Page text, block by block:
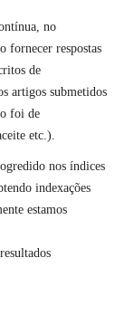
no
fornecer respostas
de
artigos submetidos
foi de
etc.).
nos índices
indexações
estamos